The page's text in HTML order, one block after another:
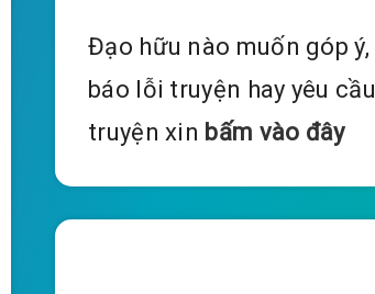
Đạo hữu nào muốn góp ý,
báo lỗi truyện hay yêu cầu
truyện xin bấm vào đây